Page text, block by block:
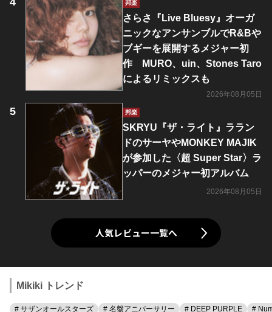
邦楽
さらさ『Live Bluesy』オーガ
ニックなアンサンブルでR&Bや
ブギーを展開するメジャー初
作 MURO、uin、Stones Taro
によるリミックスも
2026年08月05日
邦楽
SKRYU『ザ・ライト』ララン
ドのサーヤやMONKEY MAJIK
が参加した〈超 Super Star〉ラ
ッパーのメジャー初アルバム
2026年08月05日
人気レビュー一覧へ
Mikiki トレンド
# サザンオールスターズ # 名盤アニバーサリー # DEEP PURPLE #